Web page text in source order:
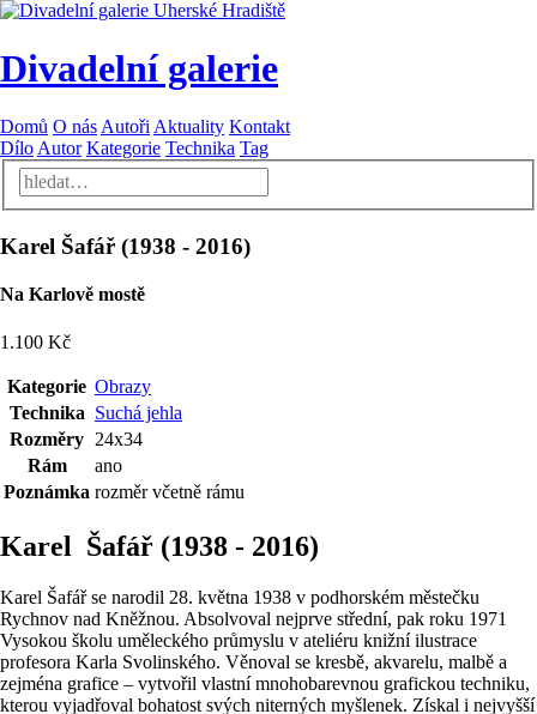
Divadelní galerie
Domů O nás Autoři Aktuality Kontakt
Dílo Autor Kategorie Technika Tag
Karel Šafář (1938 - 2016)
Na Karlově mostě
1.100 Kč
Kategorie Obrazy
Technika Suchá jehla
Rozměry 24x34
Rám
ano
Poznámka rozměr včetně rámu
Karel Šafář (1938 - 2016)
Karel Šafář se narodil 28. května 1938 v podhorském městečku
Rychnov nad Kněžnou. Absolvoval nejprve střední, pak roku 1971
Vysokou školu uměleckého průmyslu v ateliéru knižní ilustrace
profesora Karla Svolinského. Věnoval se kresbě, akvarelu, malbě a
zejména grafice – vytvořil vlastní mnohobarevnou grafickou techniku,
kterou vyjadřoval bohatost svých niterných myšlenek. Získal i nejvyšší